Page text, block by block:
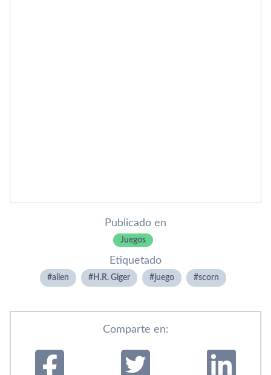
Publicado en
Juegos
Etiquetado
alien H.R. Giger juego scorn
Comparte en: